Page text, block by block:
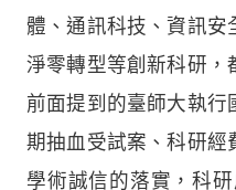
體、通訊科技、資訊安
淨零轉型等創新科研，
前面提到的臺師大執行
期抽血受試案、科研經
學術誠信的落實，科